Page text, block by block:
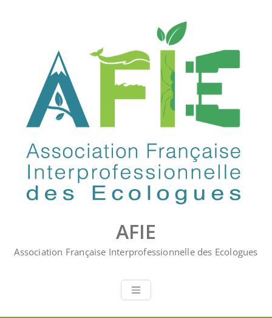
AFIE
Association Française Interprofessionnelle des Ecologues